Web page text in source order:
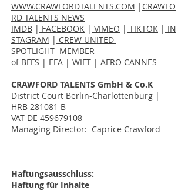
WWW.CRAWFORDTALENTS.COM | CRAWFO
RD TALENTS NEWS
IMDB | FACEBOOK | VIMEO | TIKTOK | IN
STAGRAM | CREW UNITED
SPOTLIGHT MEMBER
ofBFFS | EFA | WIFT | AFRO CANNES
CRAWFORD TALENTS GmbH & Co.K
District Court Berlin-Charlottenburg |
HRB 281081 B
VAT DE 459679108
Managing Director: Caprice Crawford
Haftungsausschluss:
Haftung für Inhalte